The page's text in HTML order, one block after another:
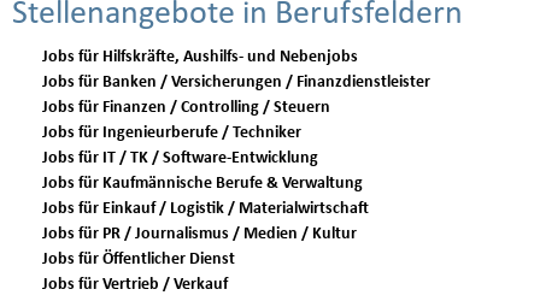
Stellenangebote in Berufsfeldern
Jobs für Hilfskräfte, Aushilfs- und Nebenjobs
Jobs für Banken / Versicherungen / Finanzdienstleister
Jobs für Finanzen / Controlling / Steuern
Jobs für Ingenieurberufe / Techniker
Jobs für IT / TK / Software-Entwicklung
Jobs für Kaufmännische Berufe & Verwaltung
Jobs für Einkauf / Logistik / Materialwirtschaft
Jobs für PR / Journalismus / Medien / Kultur
Jobs für Öffentlicher Dienst
Jobs für Vertrieb / Verkauf